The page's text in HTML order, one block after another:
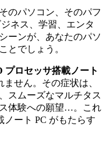
のパソコン、そのパフ
ネス、学習、エンタ
ーンが、あなたのパソ
とでしょう。
プロセッサ搭載ノート
ません。その症状は、
スムーズなマルチタス
体験への願望…。これ
ート PC がもたらす